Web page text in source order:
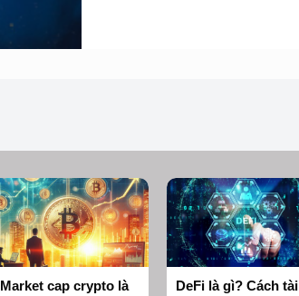
Market cap crypto là
DeFi là gì? Cách tài